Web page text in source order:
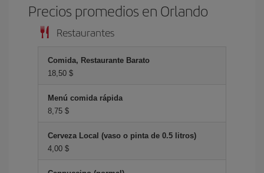
Precios promedios en Orlando
Restaurantes
Comida, Restaurante Barato
18,50 $
Menú comida rápida
8,75 $
Cerveza Local (vaso o pinta de 0.5 litros)
4,00 $